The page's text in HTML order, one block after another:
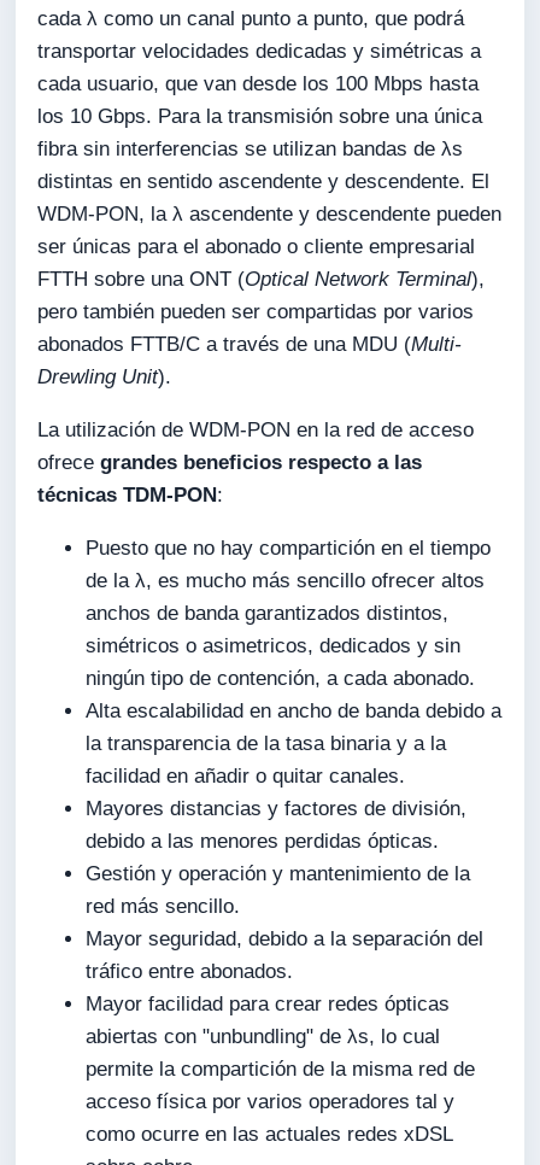
cada λ como un canal punto a punto, que podrá
transportar velocidades dedicadas y simétricas a
cada usuario, que van desde los 100 Mbps hasta
los 10 Gbps. Para la transmisión sobre una única
fibra sin interferencias se utilizan bandas de λs
distintas en sentido ascendente y descendente. El
WDM-PON, la λ ascendente y descendente pueden
ser únicas para el abonado o cliente empresarial
FTTH sobre una ONT (Optical Network Terminal),
pero también pueden ser compartidas por varios
abonados FTTB/C a través de una MDU (Multi-
Drewling Unit).
La utilización de WDM-PON en la red de acceso
ofrecegrandes beneficios respecto a las
técnicas TDM-PON:
Puesto que no hay compartición en el tiempo
de la λ, es mucho más sencillo ofrecer altos
anchos de banda garantizados distintos,
simétricos o asimetricos, dedicados y sin
ningún tipo de contención, a cada abonado.
Alta escalabilidad en ancho de banda debido a
la transparencia de la tasa binaria y a la
facilidad en añadir o quitar canales.
Mayores distancias y factores de división,
debido a las menores perdidas ópticas.
Gestión y operación y mantenimiento de la
red más sencillo.
Mayor seguridad, debido a la separación del
tráfico entre abonados.
Mayor facilidad para crear redes ópticas
abiertas con "unbundling" de λs, lo cual
permite la compartición de la misma red de
acceso física por varios operadores tal y
como ocurre en las actuales redes xDSL